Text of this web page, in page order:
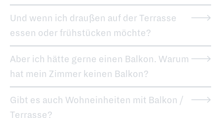
Und wenn ich draußen auf der Terrasse
essen oder frühstücken möchte?
Aber ich hätte gerne einen Balkon. Warum
hat mein Zimmer keinen Balkon?
Gibt es auch Wohneinheiten mit Balkon /
Terrasse?